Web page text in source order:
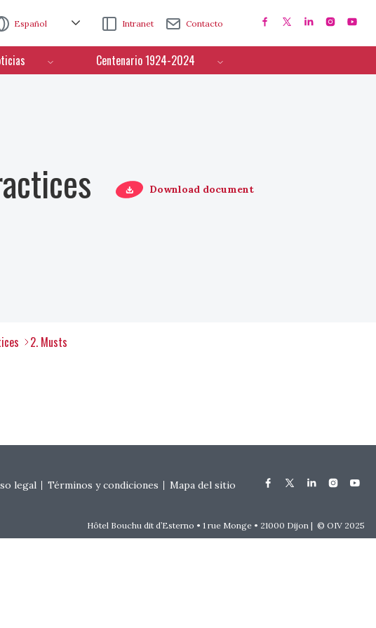
Español Intranet Contacto
Centenario 1924-2024
Download document
2. Musts
legal Términos y condiciones Mapa del sitio
Hôtel Bouchu dit d’Esterno • 1 rue Monge • 21000 Dijon | © OIV 2025